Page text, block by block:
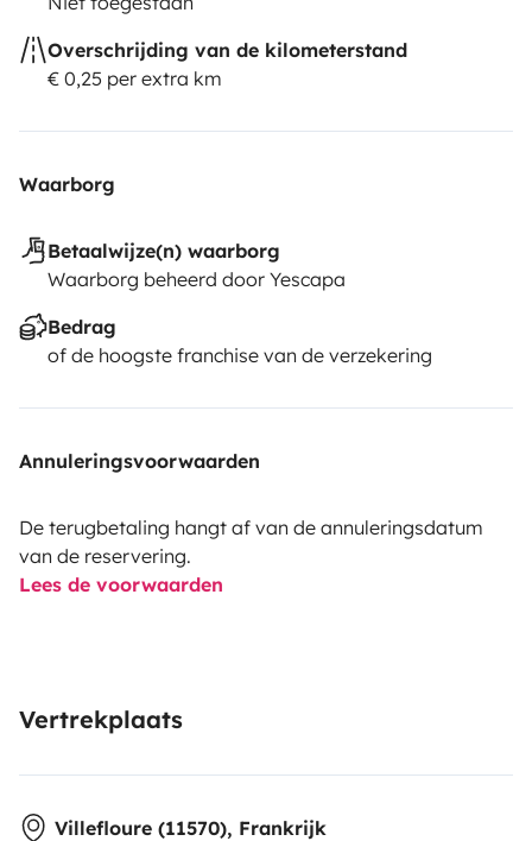
Overschrijding van de kilometerstand
€ 0,25 per extra km
Waarborg
Betaalwijze(n) waarborg
Waarborg beheerd door Yescapa
Bedrag
of de hoogste franchise van de verzekering
Annuleringsvoorwaarden
De terugbetaling hangt af van de annuleringsdatum
van de reservering.
Lees de voorwaarden
Vertrekplaats
Villefloure (11570), Frankrijk